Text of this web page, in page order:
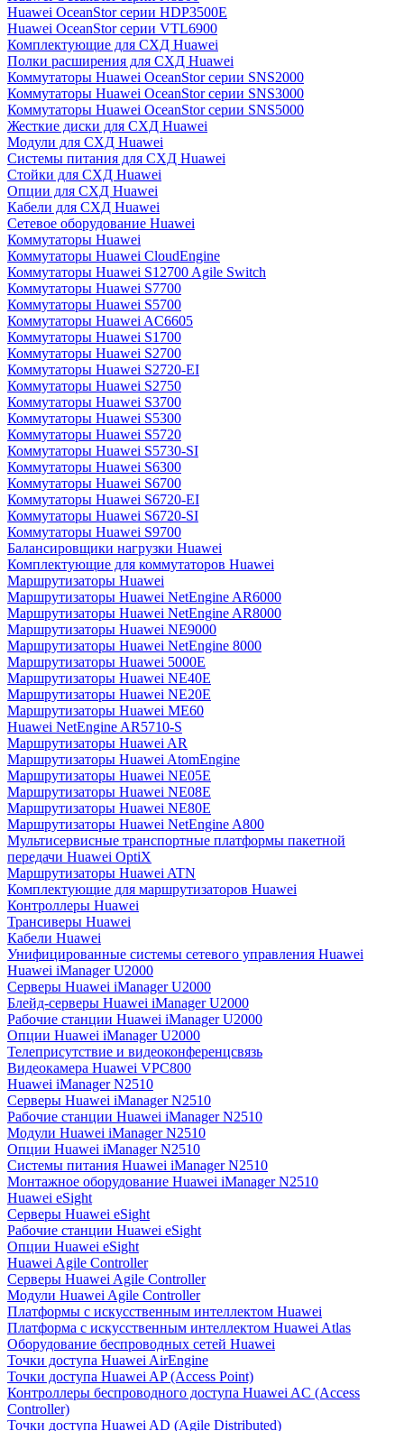
Huawei OceanStor серии HDP3500E
Huawei OceanStor серии VTL6900
Комплектующие для СХД Huawei
Полки расширения для СХД Huawei
Коммутаторы Huawei OceanStor серии SNS2000
Коммутаторы Huawei OceanStor серии SNS3000
Коммутаторы Huawei OceanStor серии SNS5000
Жесткие диски для СХД Huawei
Модули для СХД Huawei
Системы питания для СХД Huawei
Стойки для СХД Huawei
Опции для СХД Huawei
Кабели для СХД Huawei
Сетевое оборудование Huawei
Коммутаторы Huawei
Коммутаторы Huawei CloudEngine
Коммутаторы Huawei S12700 Agile Switch
Коммутаторы Huawei S7700
Коммутаторы Huawei S5700
Коммутаторы Huawei AC6605
Коммутаторы Huawei S1700
Коммутаторы Huawei S2700
Коммутаторы Huawei S2720-EI
Коммутаторы Huawei S2750
Коммутаторы Huawei S3700
Коммутаторы Huawei S5300
Коммутаторы Huawei S5720
Коммутаторы Huawei S5730-SI
Коммутаторы Huawei S6300
Коммутаторы Huawei S6700
Коммутаторы Huawei S6720-EI
Коммутаторы Huawei S6720-SI
Коммутаторы Huawei S9700
Балансировщики нагрузки Huawei
Комплектующие для коммутаторов Huawei
Маршрутизаторы Huawei
Маршрутизаторы Huawei NetEngine AR6000
Маршрутизаторы Huawei NetEngine AR8000
Маршрутизаторы Huawei NE9000
Маршрутизаторы Huawei NetEngine 8000
Маршрутизаторы Huawei 5000E
Маршрутизаторы Huawei NE40E
Маршрутизаторы Huawei NE20E
Маршрутизаторы Huawei ME60
Huawei NetEngine AR5710-S
Маршрутизаторы Huawei AR
Маршрутизаторы Huawei AtomEngine
Маршрутизаторы Huawei NE05E
Маршрутизаторы Huawei NE08E
Маршрутизаторы Huawei NE80E
Маршрутизаторы Huawei NetEngine A800
Мультисервисные транспортные платформы пакетной
передачи Huawei OptiX
Маршрутизаторы Huawei ATN
Комплектующие для маршрутизаторов Huawei
Контроллеры Huawei
Трансиверы Huawei
Кабели Huawei
Унифицированные системы сетевого управления Huawei
Huawei iManager U2000
Серверы Huawei iManager U2000
Блейд-серверы Huawei iManager U2000
Рабочие станции Huawei iManager U2000
Опции Huawei iManager U2000
Телеприсутствие и видеоконференцсвязь
Видеокамера Huawei VPC800
Huawei iManager N2510
Серверы Huawei iManager N2510
Рабочие станции Huawei iManager N2510
Модули Huawei iManager N2510
Опции Huawei iManager N2510
Системы питания Huawei iManager N2510
Монтажное оборудование Huawei iManager N2510
Huawei eSight
Серверы Huawei eSight
Рабочие станции Huawei eSight
Опции Huawei eSight
Huawei Agile Controller
Серверы Huawei Agile Controller
Модули Huawei Agile Controller
Платформы с искусственным интеллектом Huawei
Платформа с искусственным интеллектом Huawei Atlas
Оборудование беспроводных сетей Huawei
Точки доступа Huawei AirEngine
Точки доступа Huawei AP (Access Point)
Контроллеры беспроводного доступа Huawei AC (Access
Controller)
Точки доступа Huawei AD (Agile Distributed)